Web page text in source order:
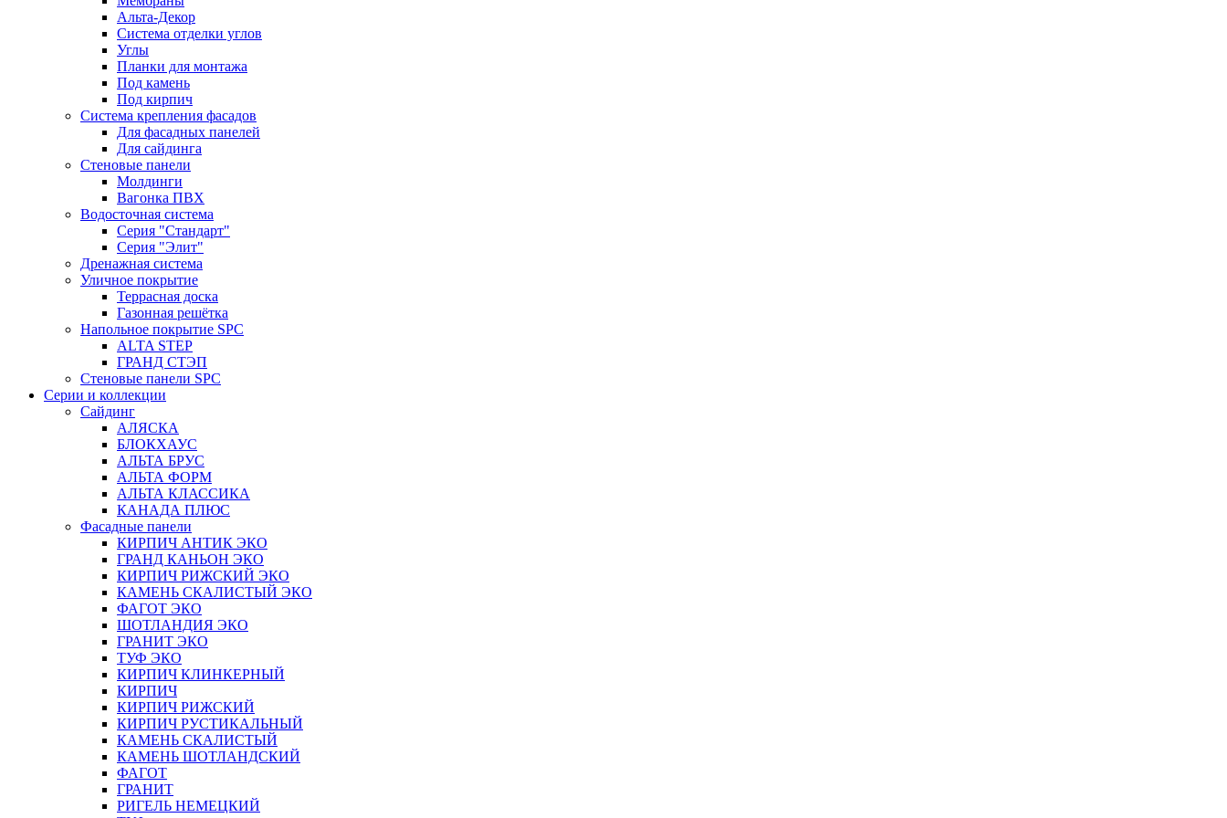
Альта-Декор
Система отделки углов
Углы
Планки для монтажа
Под камень
Под кирпич
Система крепления фасадов
Для фасадных панелей
Для сайдинга
Стеновые панели
Молдинги
Вагонка ПВХ
Водосточная система
Серия "Стандарт"
Серия "Элит"
Дренажная система
Уличное покрытие
Террасная доска
Газонная решётка
Напольное покрытие SPC
ALTA STEP
ГРАНД СТЭП
Стеновые панели SPC
Серии и коллекции
Сайдинг
АЛЯСКА
БЛОКХАУС
АЛЬТА БРУС
АЛЬТА ФОРМ
АЛЬТА КЛАССИКА
КАНАДА ПЛЮС
Фасадные панели
КИРПИЧ АНТИК ЭКО
ГРАНД КАНЬОН ЭКО
КИРПИЧ РИЖСКИЙ ЭКО
КАМЕНЬ СКАЛИСТЫЙ ЭКО
ФАГОТ ЭКО
ШОТЛАНДИЯ ЭКО
ГРАНИТ ЭКО
ТУФ ЭКО
КИРПИЧ КЛИНКЕРНЫЙ
КИРПИЧ
КИРПИЧ РИЖСКИЙ
КИРПИЧ РУСТИКАЛЬНЫЙ
КАМЕНЬ СКАЛИСТЫЙ
КАМЕНЬ ШОТЛАНДСКИЙ
ФАГОТ
ГРАНИТ
РИГЕЛЬ НЕМЕЦКИЙ